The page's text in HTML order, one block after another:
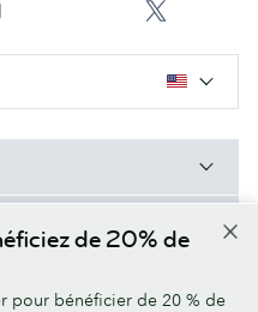
de 20% de
pour bénéficier de 20 % de